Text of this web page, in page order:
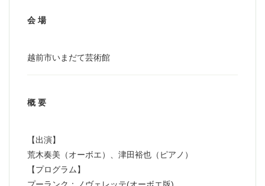
会 場
越前市いまだて芸術館
概 要
【出演】
荒木奏美（オーボエ）、津田裕也（ピアノ）
【プログラム】
プーランク：ノヴェレッテ(オーボエ版)